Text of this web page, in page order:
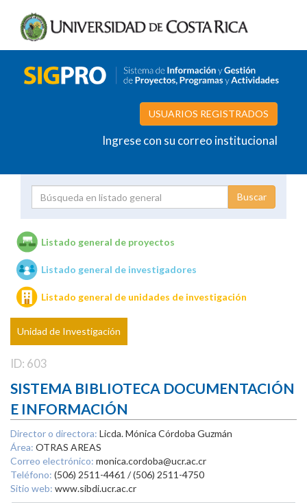
USUARIOS REGISTRADOS
Ingrese con su correo institucional
Unidades de investigación
Listado general de proyectos
Listado general de investigadores
Listado general de unidades de investigación
Unidad de Investigación
ID: 603
SISTEMA BIBLIOTECA DOCUMENTACIÓN
E INFORMACIÓN
Director o directora: Licda. Mónica Córdoba Guzmán
Área: OTRAS AREAS
Correo electrónico: monica.cordoba@ucr.ac.cr
Teléfono: (506) 2511-4461 / (506) 2511-4750
Sitio web: www.sibdi.ucr.ac.cr